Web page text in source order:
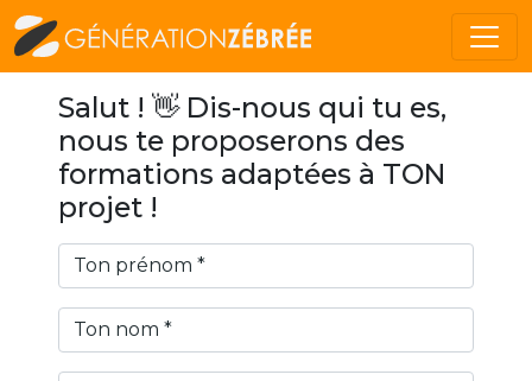
Salut ! 👋 Dis-nous qui tu es,
nous te proposerons des
formations adaptées à TON
projet !